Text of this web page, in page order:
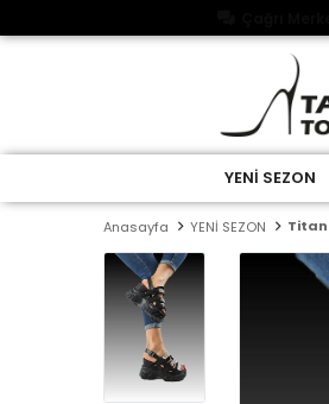
YENİ SEZON
Anasayfa YENİ SEZON